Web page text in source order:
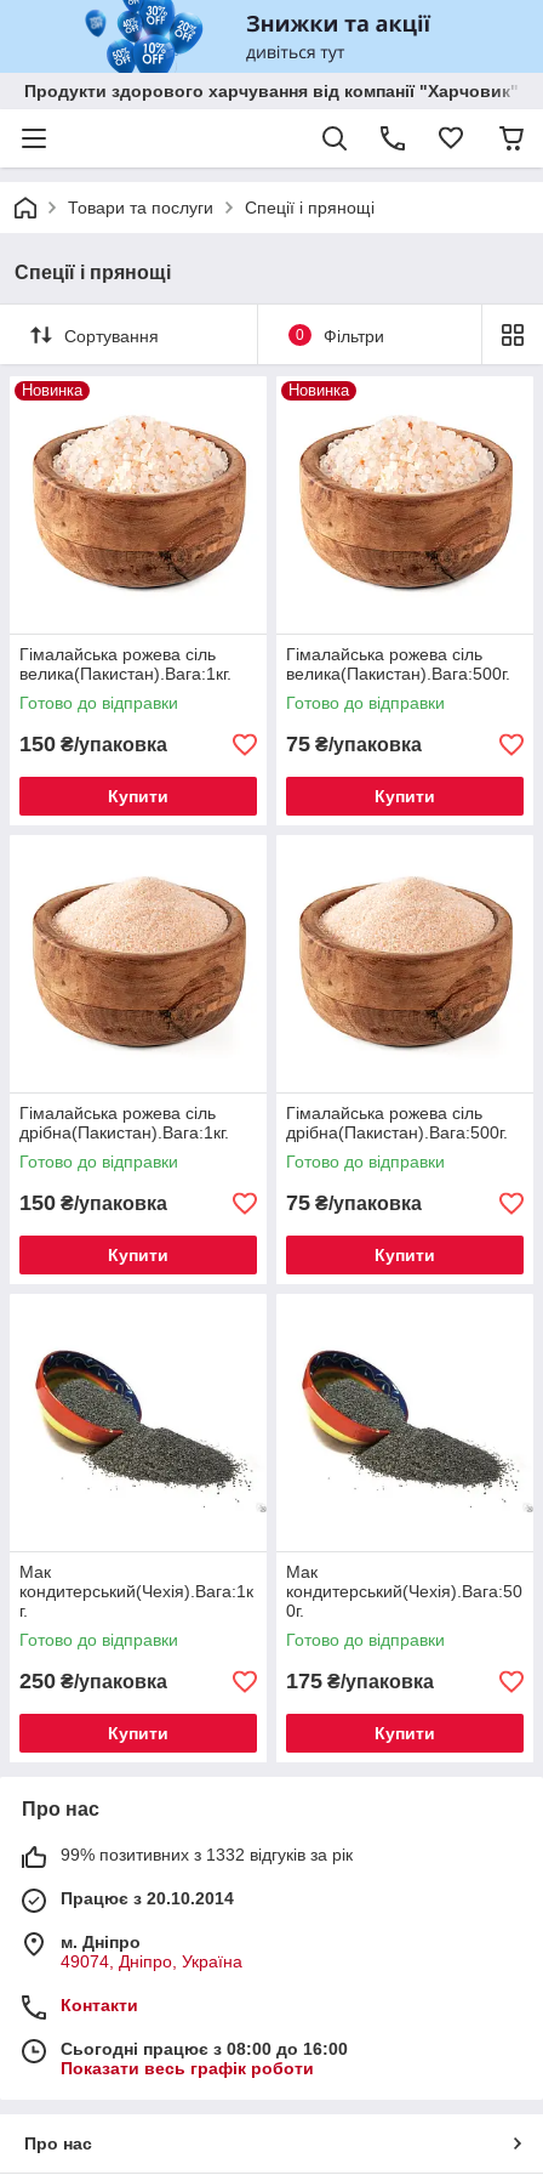
Продукти здорового харчування від компанії "Харчовик"
Товари та послуги Спеції і прянощі
Спеції і прянощі
Сортування 0 Фільтри
Новинка
Гімалайська рожева сіль
велика(Пакистан).Вага:1кг.
Готово до відправки
150 ₴/упаковка
Купити
Новинка
Гімалайська рожева сіль
велика(Пакистан).Вага:500г.
Готово до відправки
75 ₴/упаковка
Купити
Гімалайська рожева сіль
дрібна(Пакистан).Вага:1кг.
Готово до відправки
150 ₴/упаковка
Купити
Гімалайська рожева сіль
дрібна(Пакистан).Вага:500г.
Готово до відправки
75 ₴/упаковка
Купити
Мак
кондитерський(Чехія).Вага:1к
г.
Готово до відправки
250 ₴/упаковка
Купити
Мак
кондитерський(Чехія).Вага:50
0г.
Готово до відправки
175 ₴/упаковка
Купити
Про нас
99% позитивних з 1332 відгуків за рік
Працює з 20.10.2014
м. Дніпро
49074, Дніпро, Україна
Контакти
Сьогодні працює з 08:00 до 16:00
Показати весь графік роботи
Про нас